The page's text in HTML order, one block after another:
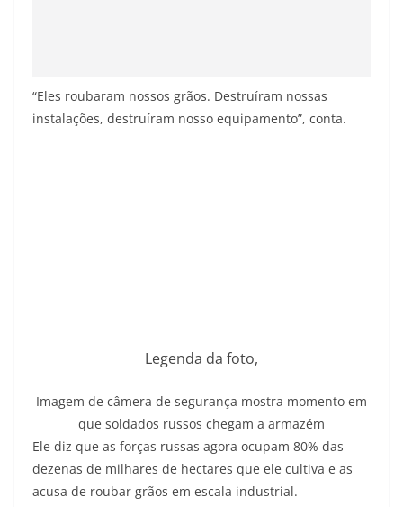
“Eles roubaram nossos grãos. Destruíram nossas
instalações, destruíram nosso equipamento”, conta.
Legenda da foto,
Imagem de câmera de segurança mostra momento em
que soldados russos chegam a armazém
Ele diz que as forças russas agora ocupam 80% das
dezenas de milhares de hectares que ele cultiva e as
acusa de roubar grãos em escala industrial.